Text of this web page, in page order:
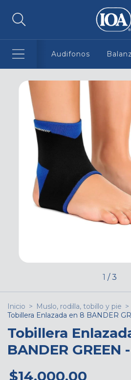
Audifonos
1 / 3
Inicio > Muslo, rodilla, tobillo y pie >
Tobillera Enlazada en 8 BANDER
Tobillera
BANDER GREEN
$14.000,00